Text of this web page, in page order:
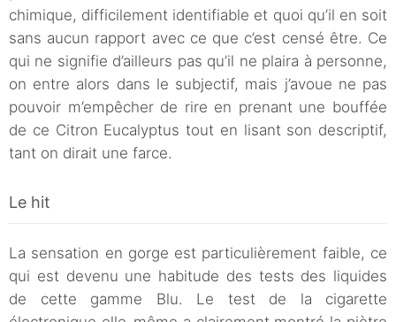
chimique, difficilement identifiable et quoi qu’il en soit
sans aucun rapport avec ce que c’est censé être. Ce
qui ne signifie d’ailleurs pas qu’il ne plaira à personne,
on entre alors dans le subjectif, mais j’avoue ne pas
pouvoir m’empêcher de rire en prenant une bouffée
de ce Citron Eucalyptus tout en lisant son descriptif,
tant on dirait une farce.
Le hit
La sensation en gorge est particulièrement faible, ce
qui est devenu une habitude des tests des liquides
de cette gamme Blu. Le test de la cigarette